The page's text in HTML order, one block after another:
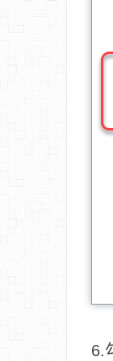
6.